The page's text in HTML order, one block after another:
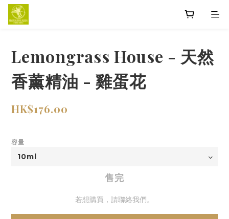
Lemongrass House - 天然
香薰精油 - 雞蛋花
HK$176.00
容量
售完
若想購買，請聯絡我們。